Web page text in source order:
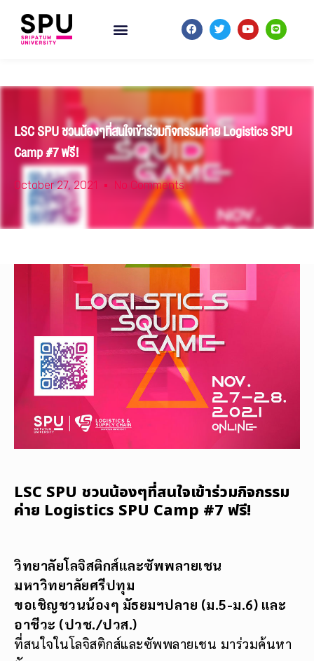
LSC SPU ชวนน้องๆที่สนใจเข้าร่วมกิจกรรมค่าย Logistics SPU
Camp #7 ฟรี!
October 27, 2021 No Comments
LSC SPU ชวนน้องๆที่สนใจเข้าร่วมกิจกรรม
ค่าย Logistics SPU Camp #7 ฟรี!
วิทยาลัยโลจิสติกส์และซัพพลายเชน
มหาวิทยาลัยศรีปทุม
ขอเชิญชวนน้องๆ มัธยมฯปลาย (ม.5-ม.6) และ
อาชีวะ (ปวช./ปวส.)
ที่สนใจในโลจิสติกส์และซัพพลายเชน มาร่วมค้นหา